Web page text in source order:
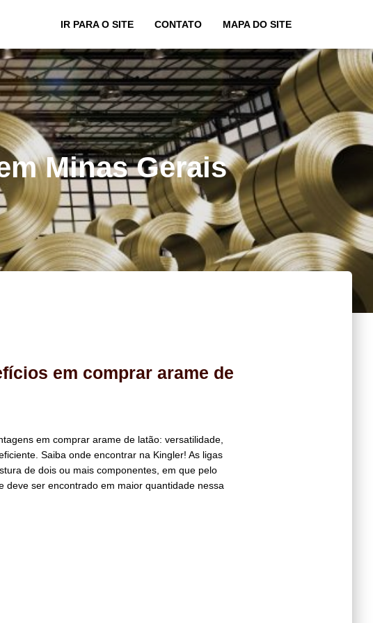
IR PARA O SITE
CONTATO MAPA DO SITE
Minas Gerais
em comprar arame de
em comprar arame de latão: versatilidade,
Saiba onde encontrar na Kingler! As ligas
de dois ou mais componentes, em que pelo
deve ser encontrado em maior quantidade nessa